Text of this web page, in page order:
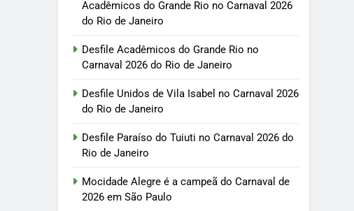
Acadêmicos do Grande Rio no Carnaval 2026
do Rio de Janeiro
Desfile Acadêmicos do Grande Rio no
Carnaval 2026 do Rio de Janeiro
Desfile Unidos de Vila Isabel no Carnaval 2026
do Rio de Janeiro
Desfile Paraíso do Tuiuti no Carnaval 2026 do
Rio de Janeiro
Mocidade Alegre é a campeã do Carnaval de
2026 em São Paulo